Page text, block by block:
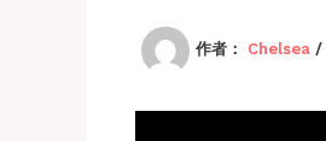
作者： Chelsea /